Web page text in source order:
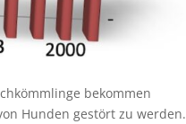
bekommen
Hunden gestört zu werden.